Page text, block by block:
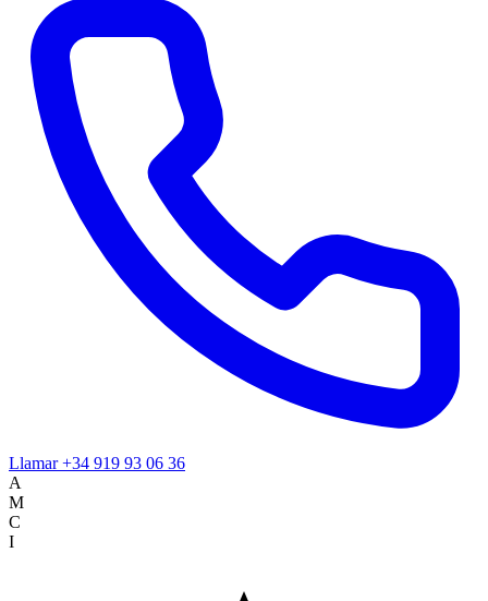
Llamar+34 919 93 06 36
A
M
C
I